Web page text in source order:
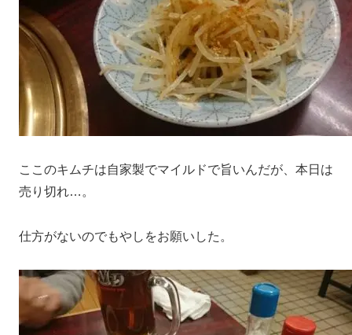
ここのキムチは自家製でマイルドで旨いんだが、本日は
売り切れ…。
仕方がないのでもやしをお願いした。